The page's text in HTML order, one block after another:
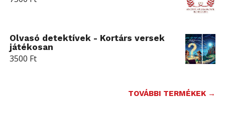
Olvasó detektívek - Kortárs versek
játékosan
3500 Ft
TOVÁBBI TERMÉKEK →